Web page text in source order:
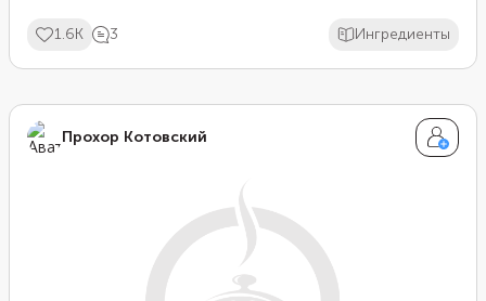
пикантная закуска с хрустящей темной корочкой.
Благодаря завернутым в фольгу косточкам куриные
подождать, пока фольга достаточно остынет после
запекания.
1.6K 3 Ингредиенты
Прохор Котовский